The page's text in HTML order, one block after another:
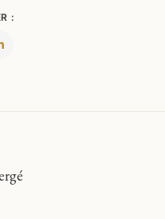
: